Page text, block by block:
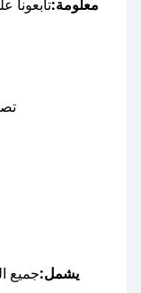
معلومة:تابعونا
يشمل:جميع